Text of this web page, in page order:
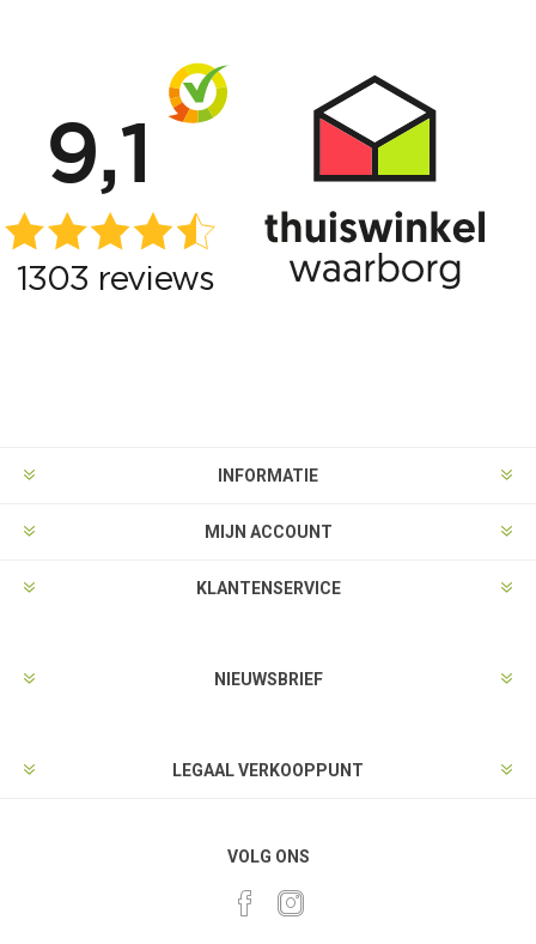
INFORMATIE
MIJN ACCOUNT
KLANTENSERVICE
NIEUWSBRIEF
LEGAAL VERKOOPPUNT
VOLG ONS